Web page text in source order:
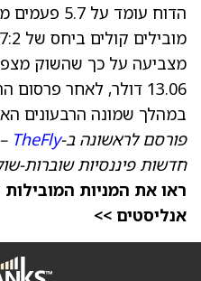
הדוח עומד
13.06 דולר, לאחר
במהלך שמונה הרבעונים
פורסם לראשונה ב-TheFly
חדשות פיננסיות שוברות-
ראו את המניות
אנליסטים >>